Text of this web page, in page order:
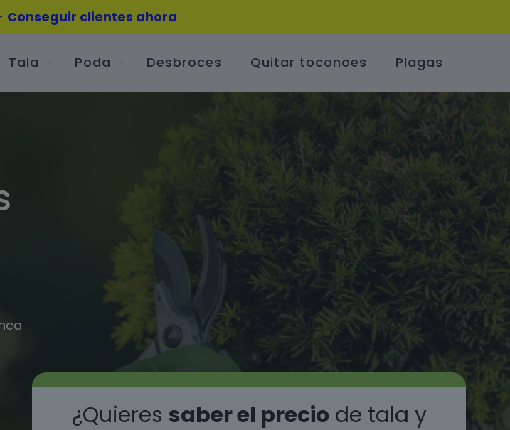
Conseguir clientes ahora
Tala Poda Desbroces Quitar toconoes Plagas
¿Quieres saber el precio de tala y